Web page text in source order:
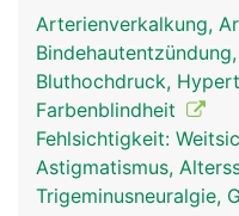
Arterienverkalkung,
Bluthochdruck,
Farbenblindheit
Fehlsichtigkeit:
Astigmatismus,
Trigeminusneuralgie,